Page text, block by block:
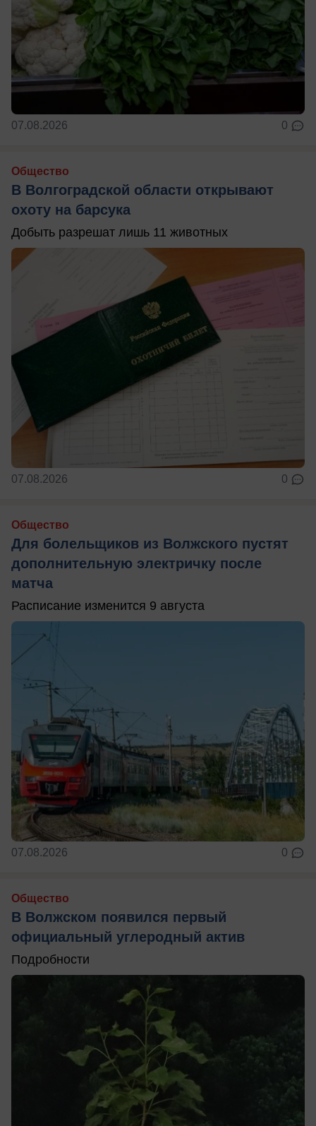
07.08.2026 0
Общество
В Волгоградской области открывают
охоту на барсука
Добыть разрешат лишь 11 животных
07.08.2026 0
Общество
Для болельщиков из Волжского пустят
дополнительную электричку после
матча
Расписание изменится 9 августа
07.08.2026 0
Общество
В Волжском появился первый
официальный углеродный актив
Подробности